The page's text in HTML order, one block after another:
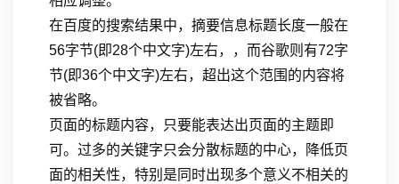
在百度的搜索结果中，摘要信息标题长度一般在
56字节(即28个中文字)左右，，而谷歌则有72字
节(即36个中文字)左右，超出这个范围的内容将
被省略。
页面的标题内容，只要能表达出页面的主题即
可。过多的关键字只会分散标题的中心，降低页
面的相关性，特别是同时出现多个意义不相关的